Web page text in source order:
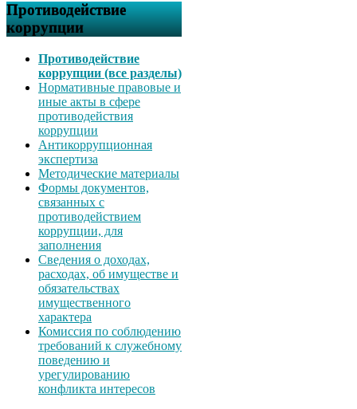
Противодействие
коррупции
Противодействие
коррупции (все разделы)
Нормативные правовые и
иные акты в сфере
противодействия
коррупции
Антикоррупционная
экспертиза
Методические материалы
Формы документов,
связанных с
противодействием
коррупции, для
заполнения
Сведения о доходах,
расходах, об имуществе и
обязательствах
имущественного
характера
Комиссия по соблюдению
требований к служебному
поведению и
урегулированию
конфликта интересов